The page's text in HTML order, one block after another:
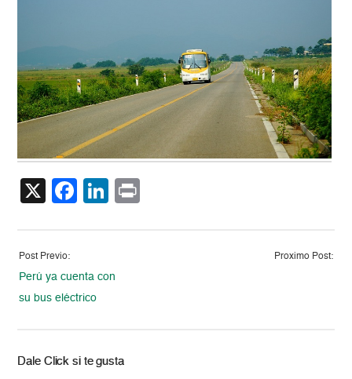
X Facebook
LinkedIn
Post Previo:
Perú ya cuenta con
su bus eléctrico
Proximo Post:
Dale Click si te gusta